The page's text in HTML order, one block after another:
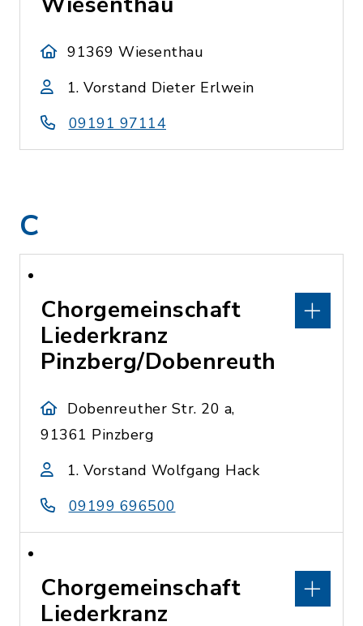
91369 Wiesenthau
1. Vorstand Dieter Erlwein
09191 97114
C
Chorgemeinschaft
Liederkranz
Pinzberg/Dobenreuth
Dobenreuther Str. 20 a,
91361 Pinzberg
1. Vorstand Wolfgang Hack
09199 696500
Chorgemeinschaft
Liederkranz